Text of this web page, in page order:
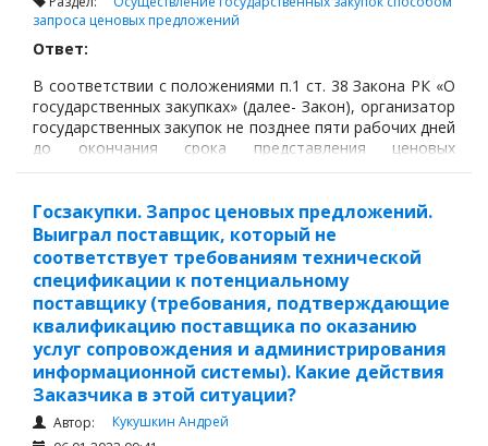
запроса ценовых предложений
Ответ:
В соответствии с положениями п.1 ст. 38 Закона РК «О
государственных закупках» (далее- Закон), организатор
государственных закупок не позднее пяти рабочих дней
до окончания срока представления ценовых
предложений обязан разместить на веб-портале
языках следующую информацию:
Госзакупки. Запрос ценовых предложений.
Выиграл поставщик, который не
соответствует требованиям технической
спецификации к потенциальному
поставщику (требования, подтверждающие
квалификацию поставщика по оказанию
услуг сопровождения и администрирования
информационной системы). Какие действия
Заказчика в этой ситуации?
Автор:
Кукушкин Андрей